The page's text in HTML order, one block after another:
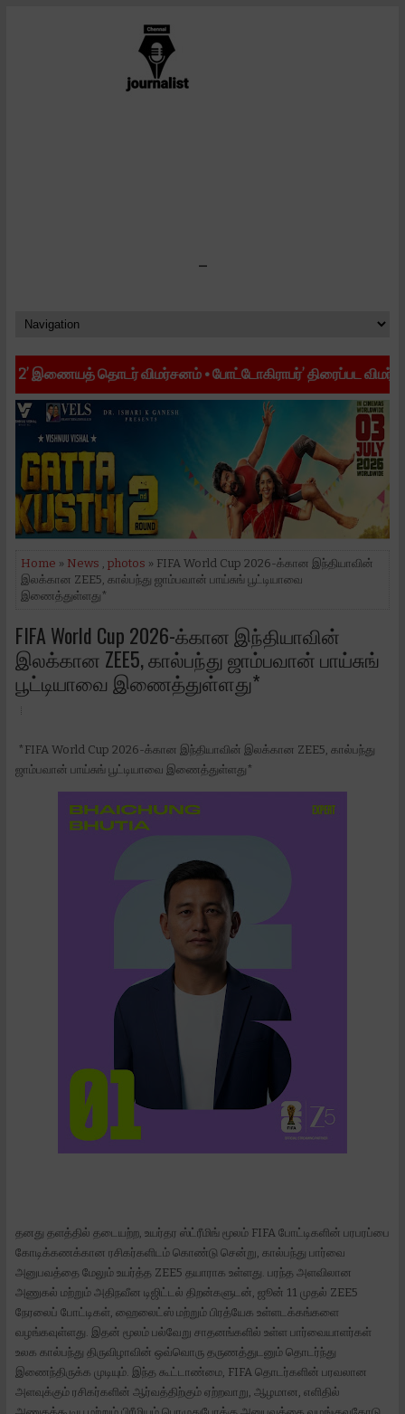
-
தொடர் விமர்சனம்•போட்டோகிராபர்’ திரைப்பட விமர்சனம்•
Home » News photos » FIFA World Cup 2026-க்கான இந்தியாவின்
இலக்கான ZEE5, கால்பந்து ஜாம்பவான் பாய்சுங் பூட்டியாவை
இணைத்துள்ளது*
FIFA World Cup 2026-க்கான இந்தியாவின்
இலக்கான ZEE5, கால்பந்து ஜாம்பவான் பாய்சுங்
பூட்டியாவை இணைத்துள்ளது*
*FIFA World Cup 2026-க்கான இந்தியாவின் இலக்கான ZEE5, கால்பந்து
ஜாம்பவான் பாய்சுங் பூட்டியாவை இணைத்துள்ளது*
தனது தளத்தில் தடையற்ற, உயர்தர ஸ்ட்ரீமிங் மூலம் FIFA போட்டிகளின் பரபரப்பை
கோடிக்கணக்கான ரசிகர்களிடம் கொண்டு சென்று, கால்பந்து பார்வை
அனுபவத்தை மேலும் உயர்த்த ZEE5 தயாராக உள்ளது. பரந்த அளவிலான
அணுகல் மற்றும் அதிநவீன டிஜிட்டல் திறன்களுடன், ஜூன் 11 முதல் ZEE5
நேரலைப் போட்டிகள், ஹைலைட்ஸ் மற்றும் பிரத்யேக உள்ளடக்கங்களை
வழங்கவுள்ளது. இதன் மூலம் பல்வேறு சாதனங்களில் உள்ள பார்வையாளர்கள்
உலக கால்பந்து திருவிழாவின் ஒவ்வொரு தருணத்துடனும் தொடர்ந்து
இணைந்திருக்க முடியும். இந்த கூட்டாண்மை, FIFA தொடர்களின் பரவலான
அளவுக்கும் ரசிகர்களின் ஆர்வத்திற்கும் ஏற்றவாறு, ஆழமான, எளிதில்